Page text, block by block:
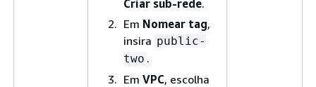
Criar sub-rede.
Em Nomear tag,
insira public-
two .
Em VPC, escolha